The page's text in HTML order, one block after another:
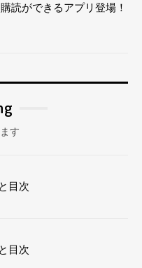
読ができるアプリ登場！
す
目次
目次